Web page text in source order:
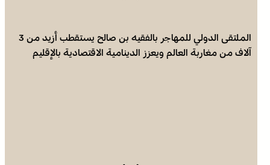
الملتقى الدولي للمهاجر بالفقيه بن صالح يستقطب أزيد من 3
آلاف من مغاربة العالم ويعزز الدينامية الاقتصادية بالإقليم